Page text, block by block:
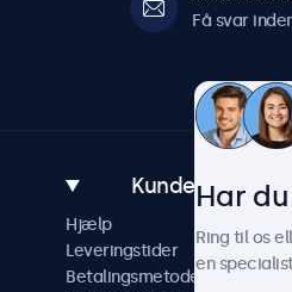
Få svar
Kundeservice
Hjælp
Leveringstider
Betalingsmetoder
Har
Ring til os
en